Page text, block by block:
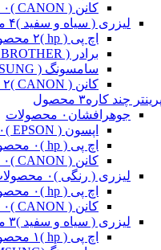
کانن ( CANON )
۰ محصولات
لیزری ( سیاه و سفید )۴ محصول
اچ پی ( hp )
۲ محصول
برادر ( BROTHER )
سامسونگ ( SAMSUNG )
کانن ( CANON )
۲ محصول
پرینتر چند کاره۳ محصول
جوهرافشان ۰ محصولات
اپسون ( EPSON )
۰ محصولات
اچ پی ( hp )
۰ محصولات
کانن ( CANON )
۰ محصولات
لیزری ( رنگی )۰ محصولات
اچ پی ( hp )
۰ محصولات
کانن ( CANON )
۰ محصولات
لیزری ( سیاه و سفید )۳ محصول
اچ پی ( hp )
۱ محصولات